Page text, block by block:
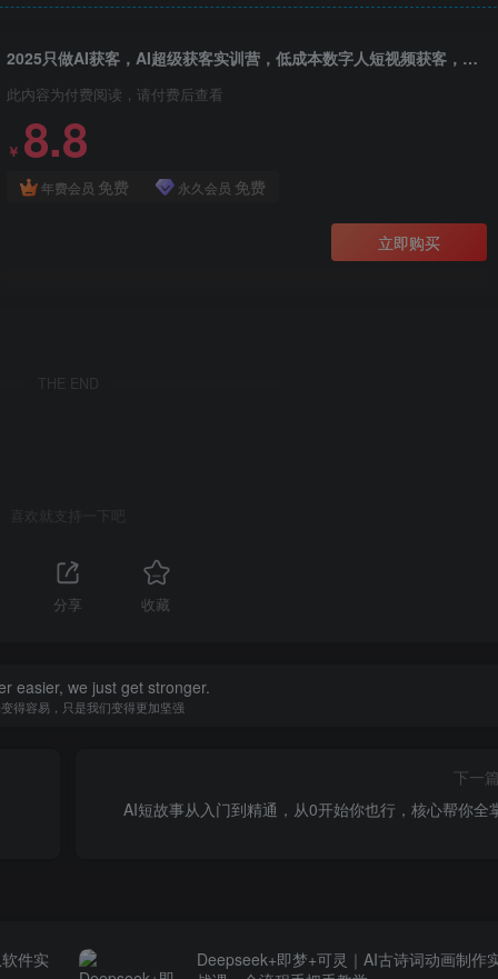
2025只做AI获客，AI超级获客实训营，低成本数字人短视频获客，单日引流100+
此内容为付费阅读，请付费后查看
￥ 8.8
年费会员 免费 永久会员 免费
立即购买
THE END
喜欢就支持一下吧
分享 收藏
easier, we just get stronger.
得容易，只是我们变得更加坚强
下一篇
AI短故事从入门到精通，从0开始你也行，核心帮你全
件实
Deepseek+即梦+可灵｜AI古诗词动画制作